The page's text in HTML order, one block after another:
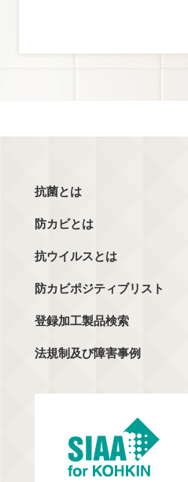
抗菌とは
防カビとは
抗ウイルスとは
防カビポジティブリスト
登録加工製品検索
法規制及び障害事例